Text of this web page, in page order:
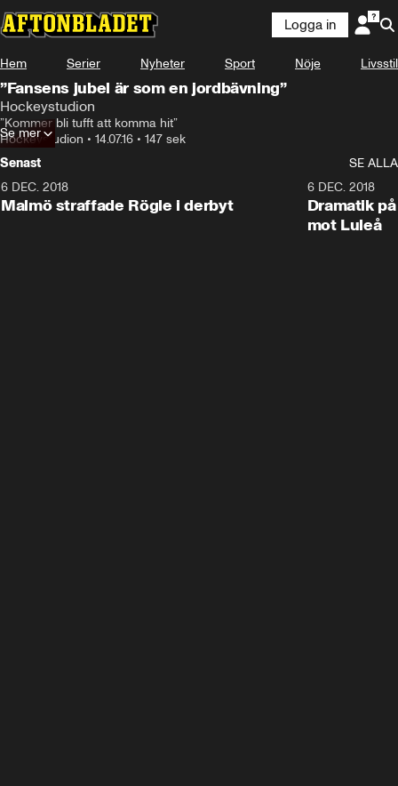
Logga in
Hem Serier Nyheter Sport Nöje Livsstil
”Fansens jubel är som en jordbävning”
Hockeystudion
”Kommer bli tufft att komma hit”
Hockeystudion • 14.07.16 • 147 sek
Se mer
Senast
SE ALLA
6 DEC. 2018
Malmö straffade Rögle i derbyt
6 DEC. 2018
Dramatik
mot Luleå